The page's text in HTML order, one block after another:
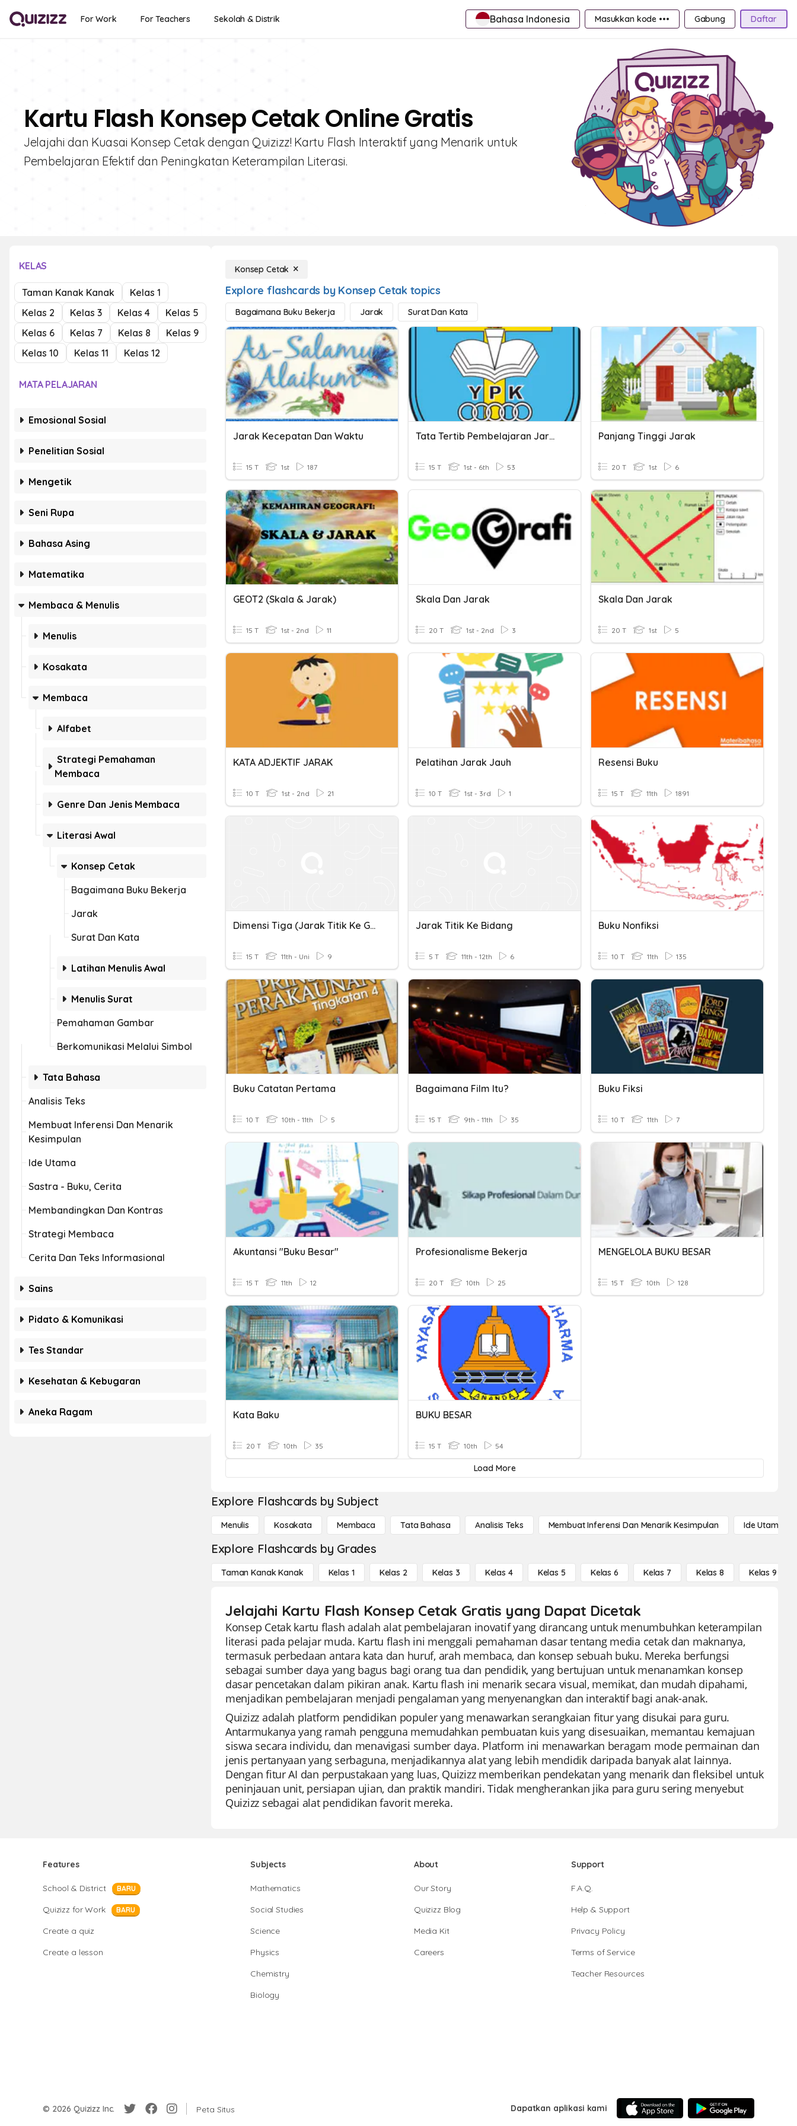
For Work For Teachers Sekolah & Distrik Bahasa Indonesia Masukkan kode ••• Gabung Daftar
Kartu Flash Konsep Cetak Online Gratis
Jelajahi dan Kuasai Konsep Cetak dengan Quizizz! Kartu Flash Interaktif yang Menarik untuk
Pembelajaran Efektif dan Peningkatan Keterampilan Literasi.
KELAS
Taman Kanak Kanak
Kelas 1
Kelas 2
Kelas 3 Kelas 4
Kelas 5
Kelas 6
Kelas 7 Kelas 8
Kelas 9
Kelas 10
Kelas 11 Kelas 12
MATA PELAJARAN
Emosional Sosial
Penelitian Sosial
Mengetik
Seni Rupa
Bahasa Asing
Matematika
Membaca & Menulis
Menulis
Kosakata
Membaca
Alfabet
Strategi Pemahaman
Membaca
Genre Dan Jenis Membaca
Literasi Awal
Konsep Cetak
Bagaimana Buku Bekerja
Jarak
Surat Dan Kata
Latihan Menulis Awal
Menulis Surat
Pemahaman Gambar
Berkomunikasi Melalui Simbol
Tata Bahasa
Analisis Teks
Membuat Inferensi Dan Menarik
Kesimpulan
Ide Utama
Sastra - Buku, Cerita
Membandingkan Dan Kontras
Strategi Membaca
Cerita Dan Teks Informasional
Sains
Pidato & Komunikasi
Tes Standar
Kesehatan & Kebugaran
Aneka Ragam
Konsep Cetak
Explore flashcards by Konsep Cetak topics
Bagaimana Buku Bekerja Jarak Surat Dan Kata
Jarak Kecepatan Dan Waktu
15 T 1st 187
Tata Tertib Pembelajaran Jarak Jauh
15 T 1st - 6th 53
Panjang Tinggi Jarak
20 T 1st 6
GEOT2 (Skala & Jarak)
15 T 1st - 2nd 11
Skala Dan Jarak
20 T 1st - 2nd 3
Skala Dan Jarak
20 T 1st 5
KATA ADJEKTIF JARAK
10 T 1st - 2nd 21
Pelatihan Jarak Jauh
10 T 1st - 3rd 1
Resensi Buku
15 T 11th 1891
Dimensi Tiga (jarak Titik Ke Garis)
15 T 11th - Uni 9
Jarak Titik Ke Bidang
5 T 11th - 12th 6
Buku Nonfiksi
10 T 11th 135
Buku Catatan Pertama
10 T 10th - 11th 5
Bagaimana Film Itu?
15 T 9th - 11th 35
Buku Fiksi
10 T 11th 7
Akuntansi "buku Besar"
15 T 11th 12
Profesionalisme Bekerja
20 T 10th 25
MENGELOLA BUKU BESAR
15 T 10th 128
Kata Baku
20 T 10th 35
BUKU BESAR
15 T 10th 54
Load More
Explore Flashcards by Subject
Menulis Kosakata Membaca Tata Bahasa Analisis Teks Membuat Inferensi Dan Menarik Kesimpulan Ide Utama
Explore Flashcards by Grades
Taman Kanak Kanak Kelas 1 Kelas 2 Kelas 3 Kelas 4 Kelas 5 Kelas 6 Kelas 7 Kelas 8 Kelas 9
Jelajahi Kartu Flash Konsep Cetak Gratis yang Dapat Dicetak
Konsep Cetak kartu flash adalah alat pembelajaran inovatif yang dirancang untuk menumbuhkan keterampilan
literasi pada pelajar muda. Kartu flash ini menggali pemahaman dasar tentang media cetak dan maknanya,
termasuk perbedaan antara kata dan huruf, arah membaca, dan konsep sebuah buku. Mereka berfungsi
sebagai sumber daya yang bagus bagi orang tua dan pendidik, yang bertujuan untuk menanamkan konsep
dasar pencetakan dalam pikiran anak. Kartu flash ini menarik secara visual, memikat, dan mudah dipahami,
menjadikan pembelajaran menjadi pengalaman yang menyenangkan dan interaktif bagi anak-anak.
Quizizz adalah platform pendidikan populer yang menawarkan serangkaian fitur yang disukai para guru.
Antarmukanya yang ramah pengguna memudahkan pembuatan kuis yang disesuaikan, memantau kemajuan
siswa secara individu, dan menavigasi sumber daya. Platform ini menawarkan beragam mode permainan dan
jenis pertanyaan yang serbaguna, menjadikannya alat yang lebih mendidik daripada banyak alat lainnya.
Dengan fitur AI dan perpustakaan yang luas, Quizizz memberikan pendekatan yang menarik dan fleksibel untuk
peninjauan unit, persiapan ujian, dan praktik mandiri. Tidak mengherankan jika para guru sering menyebut
Quizizz sebagai alat pendidikan favorit mereka.
Features
School & District BARU
Quizizz for Work BARU
Create a quiz
Create a lesson
Subjects
Mathematics
Social Studies
Science
Physics
Chemistry
Biology
About
Our Story
Quizizz Blog
Media Kit
Careers
Support
F.A.Q.
Help & Support
Privacy Policy
Terms of Service
Teacher Resources
© 2026 Quizizz Inc. Peta Situs Dapatkan aplikasi kami